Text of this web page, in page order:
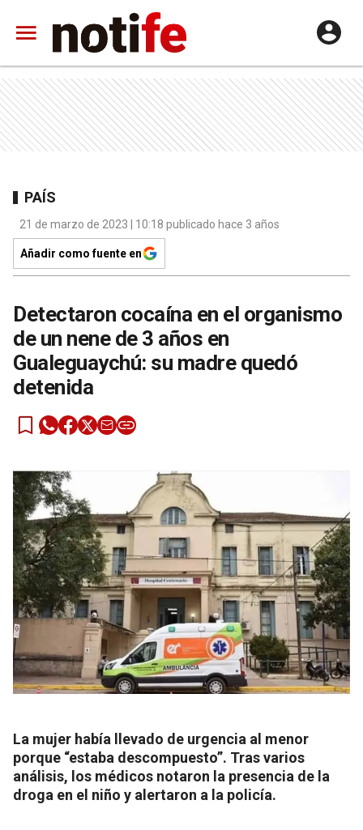
PAÍS
21 de marzo de 2023 | 10:18 publicado hace 3 años
Añadir como fuente en
Detectaron cocaína en el organismo
de un nene de 3 años en
Gualeguaychú: su madre quedó
detenida
La mujer había llevado de urgencia al menor
porque “estaba descompuesto”. Tras varios
análisis, los médicos notaron la presencia de la
droga en el niño y alertaron a la policía.